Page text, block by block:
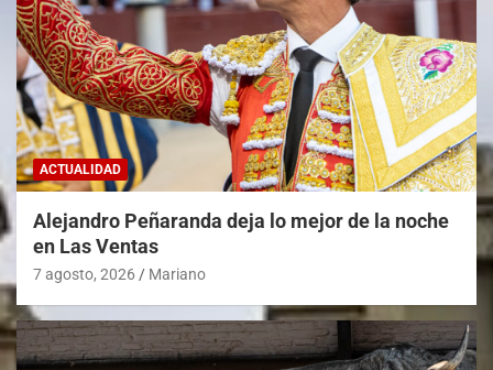
ACTUALIDAD
Alejandro Peñaranda deja lo mejor de la noche
en Las Ventas
7 agosto, 2026 Mariano